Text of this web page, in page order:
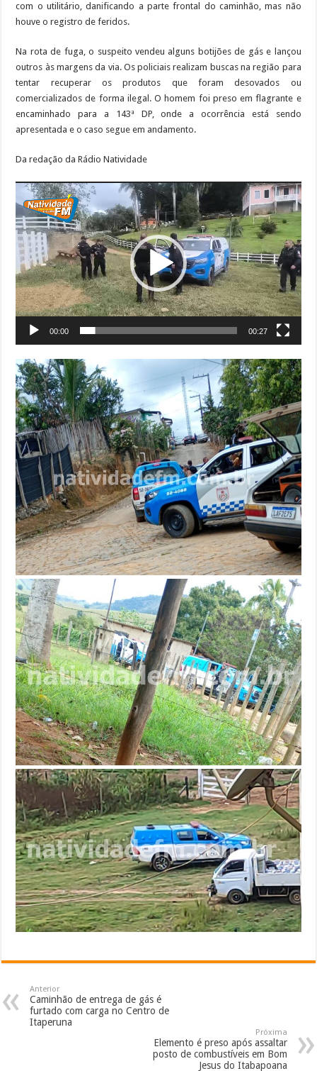
com o utilitário, danificando a parte frontal do caminhão, mas não
houve o registro de feridos.
Na rota de fuga, o suspeito vendeu alguns botijões de gás e lançou
outros às margens da via. Os policiais realizam buscas na região para
tentar recuperar os produtos que foram desovados ou
comercializados de forma ilegal. O homem foi preso em flagrante e
encaminhado para a 143ª DP, onde a ocorrência está sendo
apresentada e o caso segue em andamento.
Da redação da Rádio Natividade
Tocador
de
vídeo
00:00 00:27
Anterior
Caminhão de entrega de gás é
furtado com carga no Centro de
Itaperuna
Próxima
Elemento é preso após assaltar
posto de combustíveis em Bom
Jesus do Itabapoana